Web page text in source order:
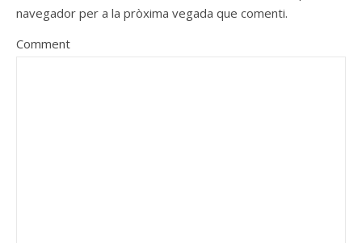
navegador per a la pròxima vegada que comenti.
Comment